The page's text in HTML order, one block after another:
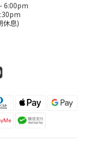
6:00pm
休息)